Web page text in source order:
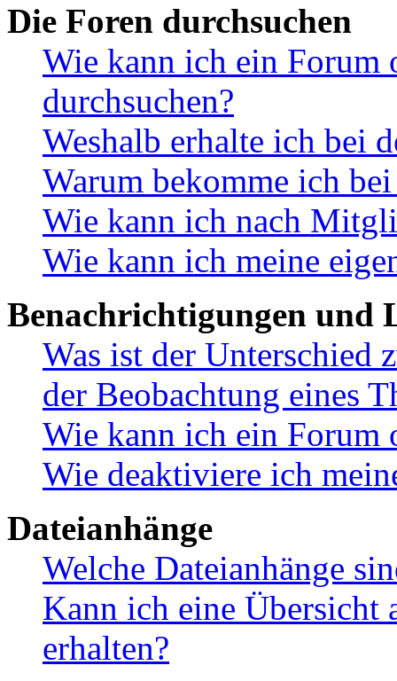
Die Foren durchsuchen
Wie kann ich ein Forum
durchsuchen?
Weshalb erhalte ich bei
Warum bekomme ich
Wie kann ich nach
Wie kann ich meine
Benachrichtigungen und
Was ist der Unterschied
der Beobachtung eines
Wie kann ich ein Forum
Wie deaktiviere ich
Dateianhänge
Welche Dateianhänge
Kann ich eine Übersicht
erhalten?